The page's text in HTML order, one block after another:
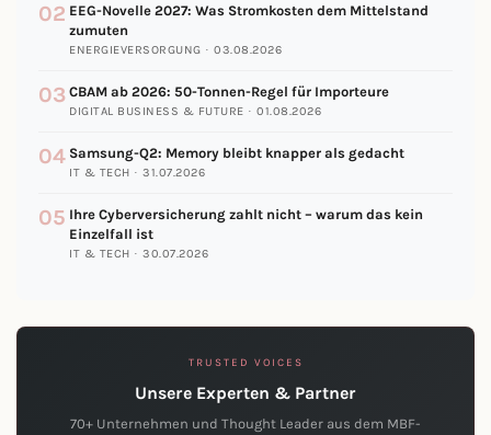
02 EEG-Novelle 2027: Was Stromkosten dem Mittelstand
zumuten
ENERGIEVERSORGUNG · 03.08.2026
03 CBAM ab 2026: 50-Tonnen-Regel für Importeure
DIGITAL BUSINESS & FUTURE · 01.08.2026
04 Samsung-Q2: Memory bleibt knapper als gedacht
IT & TECH · 31.07.2026
05 Ihre Cyberversicherung zahlt nicht – warum das kein
Einzelfall ist
IT & TECH · 30.07.2026
TRUSTED VOICES
Unsere Experten & Partner
70+ Unternehmen und Thought Leader aus dem MBF-